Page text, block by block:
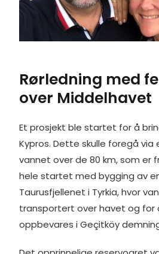
Rørledning med
over Middelhavet
Et prosjekt ble startet for å
Kypros. Dette skulle foregå via
vannet over de 80 km, som er
hele startet med bygging av
Taurusfjellenet i Tyrkia, hvor
transportert over havet og for
oppbevares i Geçitköy